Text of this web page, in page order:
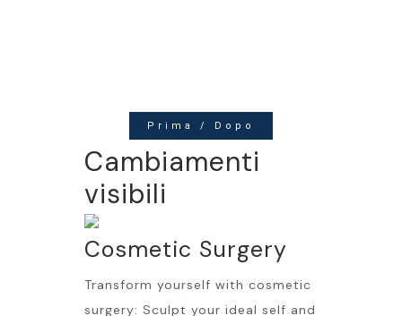
Prima / Dopo
Cambiamenti
visibili
Cosmetic Surgery
Transform yourself with cosmetic
surgery: Sculpt your ideal self and